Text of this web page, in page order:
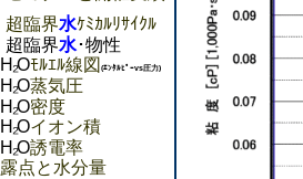
超臨界水ｹﾐｶﾙﾘｻｲｸﾙ
超臨界水･物性
H₂Oﾓﾙｴﾙ線図(ｴﾝﾀﾙﾋﾟｰvs圧力)
H₂O蒸気圧
H₂O密度
H₂Oイオン積
H₂O誘電率
露点と水分量